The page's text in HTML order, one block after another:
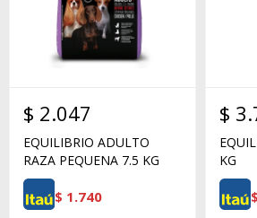
$ 2.047
EQUILIBRIO ADULTO
RAZA PEQUENA 7.5 KG
$ 1.740
$
KG
$